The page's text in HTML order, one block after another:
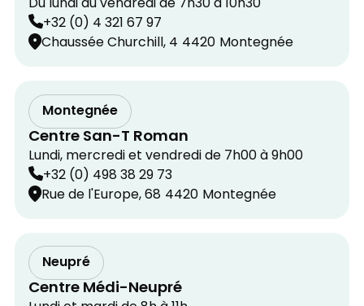
Du lundi au vendredi de 7h30 à 10h30
+32 (0) 4 321 67 97
Chaussée Churchill, 4 4420 Montegnée
Montegnée
Centre San-T Roman
Lundi, mercredi et vendredi de 7h00 à 9h00
+32 (0) 498 38 29 73
Rue de l'Europe, 68 4420 Montegnée
Neupré
Centre Médi-Neupré